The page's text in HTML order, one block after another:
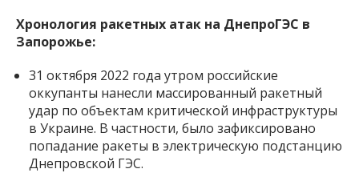
Хронология ракетных атак на ДнепроГЭС в
Запорожье:
31 октября 2022 года утром российские
оккупанты нанесли массированный ракетный
удар по объектам критической инфраструктуры
в Украине. В частности, было зафиксировано
попадание ракеты в электрическую подстанцию
​​Днепровской ГЭС.